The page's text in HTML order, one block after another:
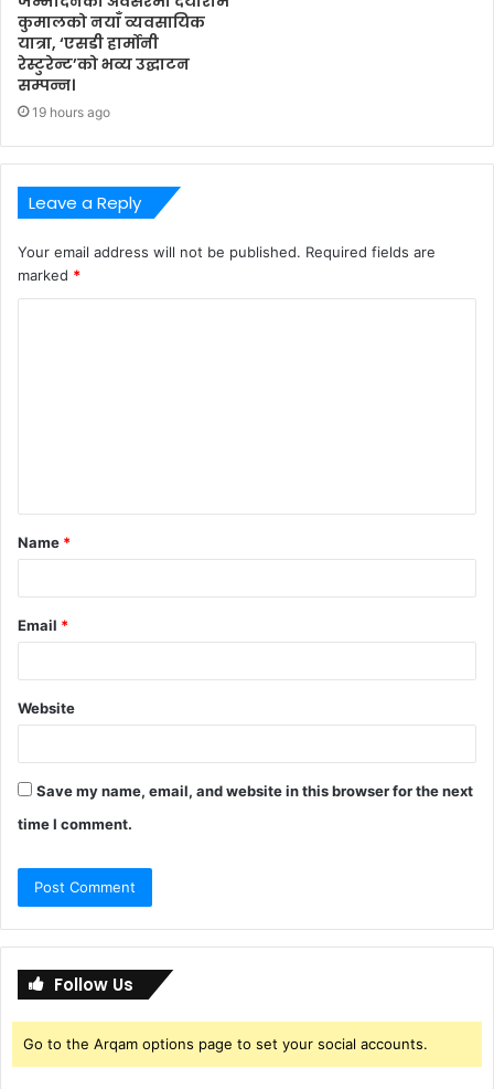
कुमालको नयाँ व्यवसायिक
यात्रा, ‘एसडी हार्मोनी
रेस्टुरेन्ट’को भव्य उद्घाटन
सम्पन्न।
19 hours ago
Leave a Reply
Your email address will not be published. Required fields are
marked *
t
*
Name *
Email *
Website
Save my name, email, and website in this browser for the next
time I comment.
Follow Us
Go to the Arqam options page to set your social accounts.